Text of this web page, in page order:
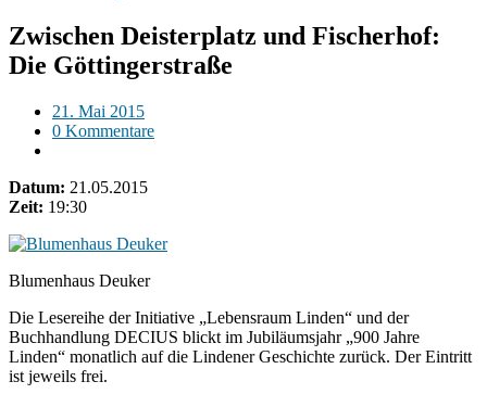
Zwischen Deisterplatz und Fischerhof:
Die Göttingerstraße
21. Mai 2015
0 Kommentare
Datum: 21.05.2015
Zeit: 19:30
Blumenhaus Deuker
Die Lesereihe der Initiative „Lebensraum Linden“ und der
Buchhandlung DECIUS blickt im Jubiläumsjahr „900 Jahre
Linden“ monatlich auf die Lindener Geschichte zurück. Der Eintritt
ist jeweils frei.